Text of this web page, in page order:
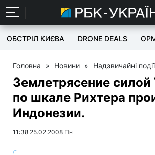
ОБСТРІЛ КИЄВА DRONE DEALS
Головна » Новини » Надзвичайні події
Землетрясение силой
по шкале Рихтера
Индонезии.
11:38 25.02.2008 Пн